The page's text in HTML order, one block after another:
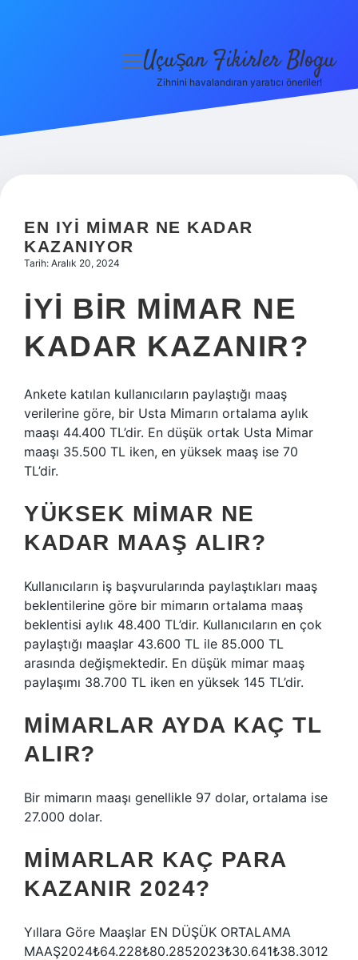
Hakkımızda
menüyü
Uçuşan Fikirler Blogu
Zihnini havalandıran yaratıcı öneriler!
EN IYI MIMAR NE KADAR
KAZANIYOR
Tarih: Aralık 20, 2024
İYI BIR MIMAR NE
KADAR KAZANIR?
Ankete katılan kullanıcıların paylaştığı maaş
verilerine göre, bir Usta Mimarın ortalama aylık
maaşı 44.400 TL’dir. En düşük ortak Usta Mimar
maaşı 35.500 TL iken, en yüksek maaş ise 70
TL’dir.
YÜKSEK MIMAR NE
KADAR MAAŞ ALIR?
Kullanıcıların iş başvurularında paylaştıkları maaş
beklentilerine göre bir mimarın ortalama maaş
beklentisi aylık 48.400 TL’dir. Kullanıcıların en çok
paylaştığı maaşlar 43.600 TL ile 85.000 TL
arasında değişmektedir. En düşük mimar maaş
paylaşımı 38.700 TL iken en yüksek 145 TL’dir.
MIMARLAR AYDA KAÇ TL
ALIR?
Bir mimarın maaşı genellikle 97 dolar, ortalama ise
27.000 dolar.
MIMARLAR KAÇ PARA
KAZANIR 2024?
Yıllara Göre Maaşlar EN DÜŞÜK ORTALAMA
MAAŞ2024₺64.228₺80.2852023₺30.641₺38.3012